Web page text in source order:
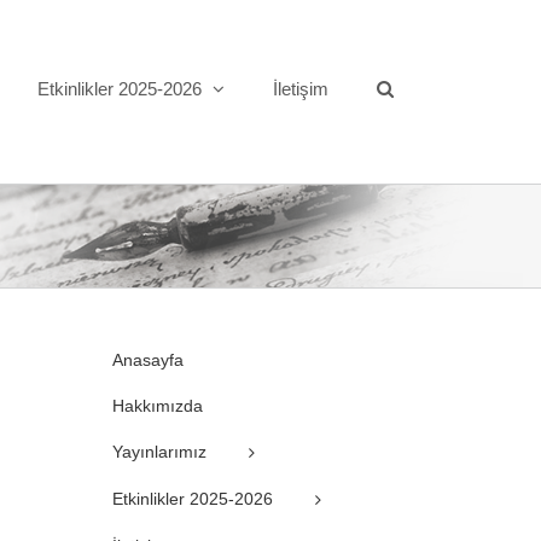
Etkinlikler 2025-2026 İletişim
Anasayfa
Hakkımızda
Yayınlarımız
Etkinlikler 2025-2026